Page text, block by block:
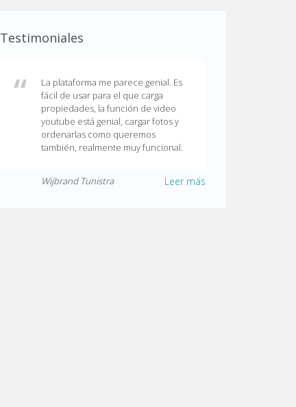
Testimoniales
La plataforma me parece genial. Es
fácil de usar para el que carga
propiedades, la función de video
youtube está genial, cargar fotos y
ordenarlas como queremos
también, realmente muy funcional.
Leer más
Wijbrand Tunistra